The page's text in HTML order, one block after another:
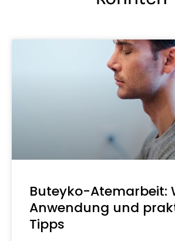
Buteyko-Atemarbeit:
Anwendung und
Tipps